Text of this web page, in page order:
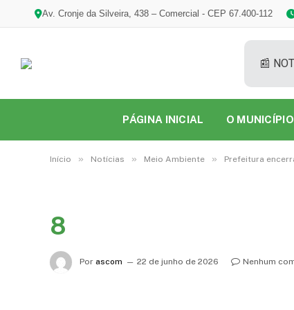
Av. Cronje da Silveira, 438 – Comercial - CEP 67.400-112
📰
PÁGINA INICIAL O MUNICÍPIO
Início » Notícias » Meio Ambiente » Prefeitura
8
Por ascom 22 de junho de 2026 Nenhum